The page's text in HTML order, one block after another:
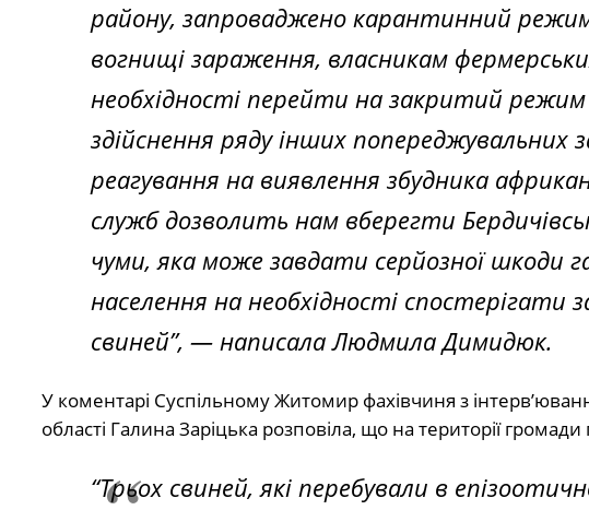
району, запроваджено карантинний
вогнищі зараження, власникам
необхідності перейти на закритий
здійснення ряду інших
реагування на виявлення збудника
служб дозволить нам вберегти
чуми, яка може завдати серйозної шкоди
населення на необхідності спостерігати
свиней”, — написала Людмила Димидюк.
У коментарі Суспільному Житомир фахівчиня з
області Галина Заріцька розповіла, що на території
“Трьох свиней, які перебували в